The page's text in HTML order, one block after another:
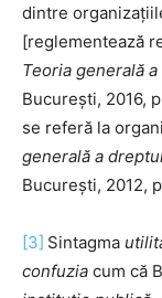
dintre
[reglementează
Teoria generală
București, 2016,
se referă la
generală a
București, 2012,
[3] Sintagma
confuzia cum că